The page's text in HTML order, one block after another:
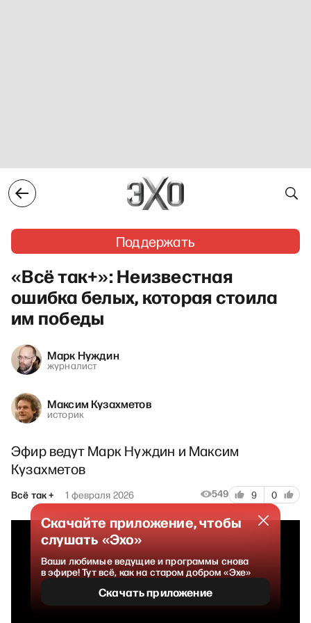
Поддержать
«Всё так+»: Неизвестная
ошибка белых, которая стоила
им победы
Марк Нуждин
журналист
Максим Кузахметов
историк
Эфир ведут Марк Нуждин и Максим
Кузахметов
Всё так + 1 февраля 2026 549 9 0
Скачайте приложение, чтобы
слушать «Эхо»
Ваши любимые ведущие и программы снова
в эфире! Тут всё, как на старом добром «Эхе»
Скачать приложение